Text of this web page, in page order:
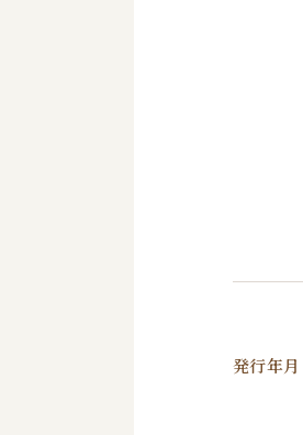
発行年月